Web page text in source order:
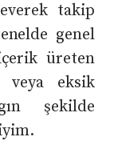
takip
genel
üreten
veya eksik
şekilde